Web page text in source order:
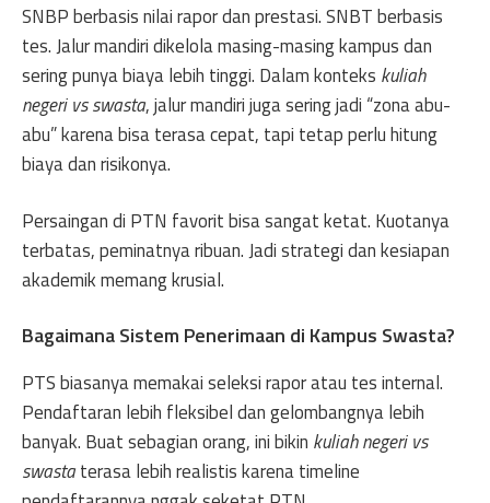
SNBP berbasis nilai rapor dan prestasi. SNBT berbasis
tes. Jalur mandiri dikelola masing-masing kampus dan
sering punya biaya lebih tinggi. Dalam konteks kuliah
negeri vs swasta, jalur mandiri juga sering jadi “zona abu-
abu” karena bisa terasa cepat, tapi tetap perlu hitung
biaya dan risikonya.
Persaingan di PTN favorit bisa sangat ketat. Kuotanya
terbatas, peminatnya ribuan. Jadi strategi dan kesiapan
akademik memang krusial.
Bagaimana Sistem Penerimaan di Kampus Swasta?
PTS biasanya memakai seleksi rapor atau tes internal.
Pendaftaran lebih fleksibel dan gelombangnya lebih
banyak. Buat sebagian orang, ini bikin kuliah negeri vs
swastaterasa lebih realistis karena timeline